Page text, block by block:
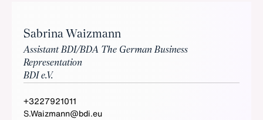
Sabrina Waizmann
Assistant BDI/BDA The German Business
Representation
BDI e.V.
+3227921011
S.Waizmann@bdi.eu